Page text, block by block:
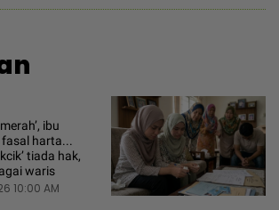
ibu
harta...
tiada hak,
waris
10:00 AM